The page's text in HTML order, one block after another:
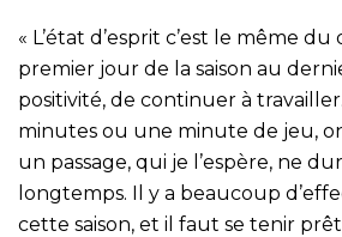
« L’état d’esprit c’est le même
premier jour de la saison au
positivité, de continuer à
minutes ou une minute de jeu,
un passage, qui je l’espère, ne
longtemps. Il y a beaucoup
cette saison, et il faut se tenir